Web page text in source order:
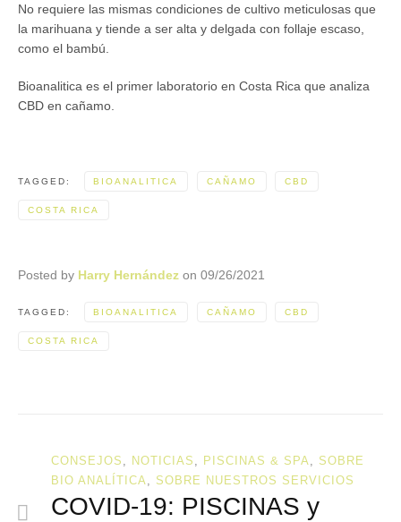
No requiere las mismas condiciones de cultivo meticulosas que
la marihuana y tiende a ser alta y delgada con follaje escaso,
como el bambú.
Bioanalitica es el primer laboratorio en Costa Rica que analiza
CBD en cañamo.
TAGGED: BIOANALITICA CAÑAMO CBD
COSTA RICA
Posted by Harry Hernández on 09/26/2021
TAGGED: BIOANALITICA CAÑAMO CBD
COSTA RICA
CONSEJOS NOTICIAS PISCINAS & SPA
SOBRE
BIO ANALÍTICA
SOBRE NUESTROS SERVICIOS
COVID-19: PISCINAS y